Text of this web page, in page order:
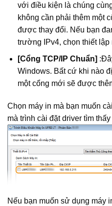
với điều kiện là chúng
không cần phải thêm một
được thay đổi. Nếu bạn
trường IPv4, chọn thiết lập
[Cổng TCP/IP Chuẩn]
Windows. Bất cứ khi nào
một cổng mới sẽ được
Chọn máy in mà bạn muốn
mà trình cài đặt driver tìm thấy
Nếu bạn muốn sử dụng máy